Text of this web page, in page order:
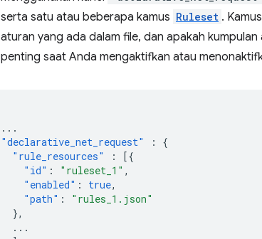
serta satu atau beberapa kamus Ruleset . Kamus
aturan yang ada dalam file, dan apakah
penting saat Anda mengaktifkan atau
...
"declarative_net_request"
:
{
"rule_resources"
:
[{
"id" : "ruleset_1" ,
"enabled" : true,
"path" :
"rules_1.json"
},
...